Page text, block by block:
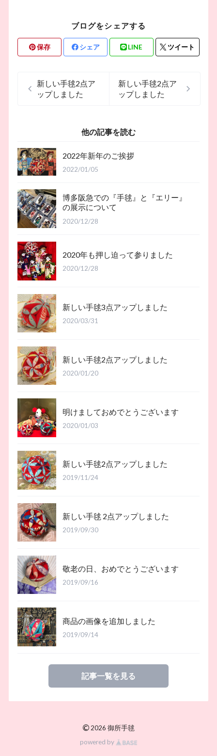
ブログをシェアする
保存 シェア LINE ツイート
新しい手毬2点ア
ップしました
新しい手毬2点ア
ップしました
他の記事を読む
2022年新年のご挨拶
2022/01/05
博多阪急での『手毬』と『エリー』
の展示について
2020/12/28
2020年も押し迫って参りました
2020/12/28
新しい手毬3点アップしました
2020/03/31
新しい手毬2点アップしました
2020/01/20
明けましておめでとうございます
2020/01/03
新しい手毬2点アップしました
2019/11/24
新しい手毬 2点アップしました
2019/09/30
敬老の日、おめでとうございます
2019/09/16
商品の画像を追加しました
2019/09/14
記事一覧を見る
© 2026 御所手毬
powered by